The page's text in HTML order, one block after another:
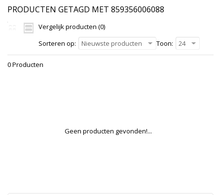
PRODUCTEN GETAGD MET 859356006088
Vergelijk producten (0)
Sorteren op:
Nieuwste producten Toon: 24
0 Producten
Geen producten gevonden!...